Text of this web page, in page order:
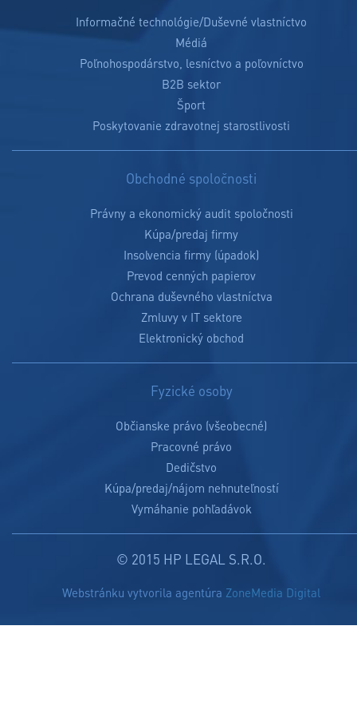
Informačné technológie/Duševné vlastníctvo
Médiá
Poľnohospodárstvo, lesníctvo a poľovníctvo
B2B sektor
Šport
Poskytovanie zdravotnej starostlivosti
Obchodné spoločnosti
Právny a ekonomický audit spoločnosti
Kúpa/predaj firmy
Insolvencia firmy (úpadok)
Prevod cenných papierov
Ochrana duševného vlastníctva
Zmluvy v IT sektore
Elektronický obchod
Fyzické osoby
Občianske právo (všeobecné)
Pracovné právo
Dedičstvo
Kúpa/predaj/nájom nehnuteľností
Vymáhanie pohľadávok
© 2015 HP LEGAL S.R.O.
Webstránku vytvorila agentúra ZoneMedia Digital